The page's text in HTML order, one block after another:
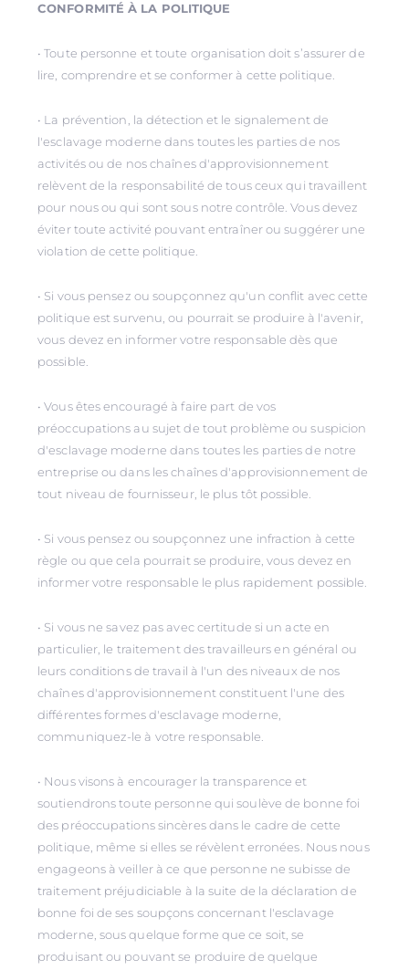
CONFORMITÉ À LA POLITIQUE
• Toute personne et toute organisation doit s’assurer de
lire, comprendre et se conformer à cette politique.
• La prévention, la détection et le signalement de
l'esclavage moderne dans toutes les parties de nos
activités ou de nos chaînes d'approvisionnement
relèvent de la responsabilité de tous ceux qui travaillent
pour nous ou qui sont sous notre contrôle. Vous devez
éviter toute activité pouvant entraîner ou suggérer une
violation de cette politique.
• Si vous pensez ou soupçonnez qu'un conflit avec cette
politique est survenu, ou pourrait se produire à l'avenir,
vous devez en informer votre responsable dès que
possible.
• Vous êtes encouragé à faire part de vos
préoccupations au sujet de tout problème ou suspicion
d'esclavage moderne dans toutes les parties de notre
entreprise ou dans les chaînes d'approvisionnement de
tout niveau de fournisseur, le plus tôt possible.
• Si vous pensez ou soupçonnez une infraction à cette
règle ou que cela pourrait se produire, vous devez en
informer votre responsable le plus rapidement possible.
• Si vous ne savez pas avec certitude si un acte en
particulier, le traitement des travailleurs en général ou
leurs conditions de travail à l'un des niveaux de nos
chaînes d'approvisionnement constituent l'une des
différentes formes d'esclavage moderne,
communiquez-le à votre responsable.
• Nous visons à encourager la transparence et
soutiendrons toute personne qui soulève de bonne foi
des préoccupations sincères dans le cadre de cette
politique, même si elles se révèlent erronées. Nous nous
engageons à veiller à ce que personne ne subisse de
traitement préjudiciable à la suite de la déclaration de
bonne foi de ses soupçons concernant l'esclavage
moderne, sous quelque forme que ce soit, se
produisant ou pouvant se produire de quelque